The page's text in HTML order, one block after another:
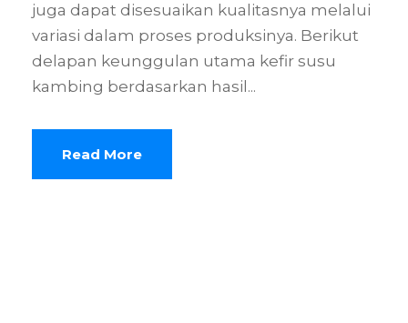
juga dapat disesuaikan kualitasnya melalui
variasi dalam proses produksinya. Berikut
delapan keunggulan utama kefir susu
kambing berdasarkan hasil...
Read More